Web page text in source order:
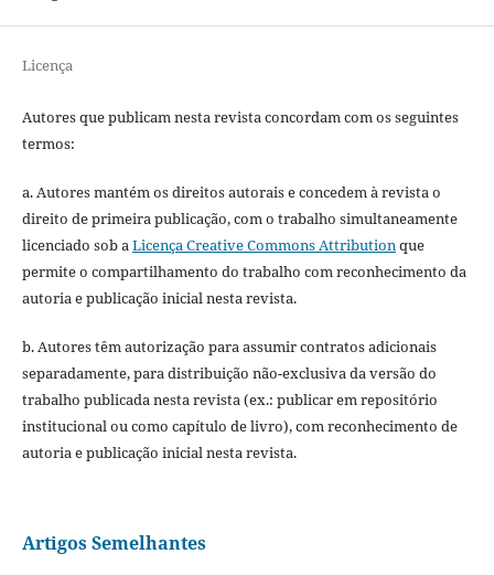
Licença
Autores que publicam nesta revista concordam com os seguintes
termos:
a. Autores mantém os direitos autorais e concedem à revista o
direito de primeira publicação, com o trabalho simultaneamente
licenciado sob aLicença Creative Commons Attributionque
permite o compartilhamento do trabalho com reconhecimento da
autoria e publicação inicial nesta revista.
b. Autores têm autorização para assumir contratos adicionais
separadamente, para distribuição não-exclusiva da versão do
trabalho publicada nesta revista (ex.: publicar em repositório
institucional ou como capítulo de livro), com reconhecimento de
autoria e publicação inicial nesta revista.
Artigos Semelhantes